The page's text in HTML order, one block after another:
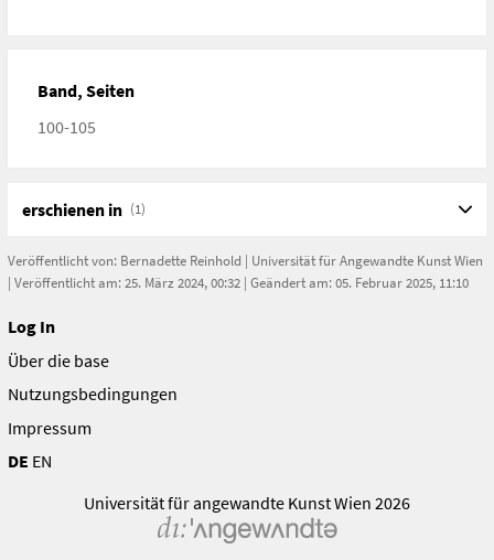
egger-lienz-rodin-meunier-segantini-hodler-klimt-
schiele.html
Band, Seiten
100-105
erschienen in (1)
Veröffentlicht von: Bernadette Reinhold | Universität für Angewandte Kunst Wien
| Veröffentlicht am: 25. März 2024, 00:32 | Geändert am: 05. Februar 2025, 11:10
Log In
Über die base
Nutzungsbedingungen
Impressum
DE EN
Universität für angewandte Kunst Wien 2026